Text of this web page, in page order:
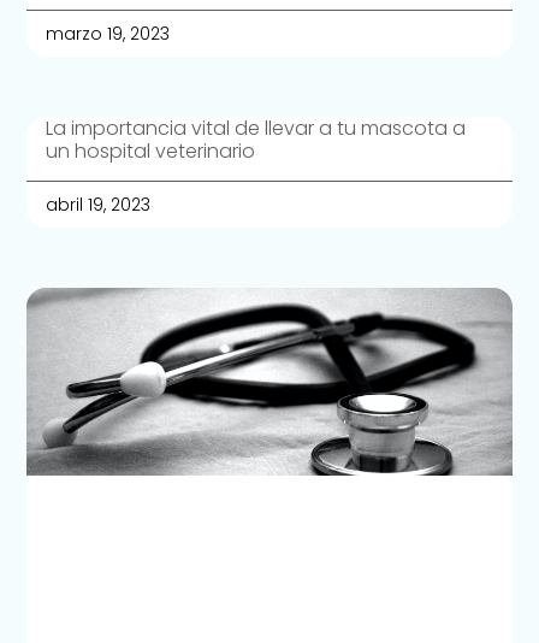
marzo 19, 2023
La importancia vital de llevar a tu mascota a
un hospital veterinario
abril 19, 2023